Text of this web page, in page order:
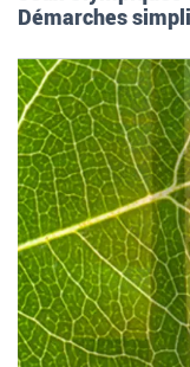
Démarches